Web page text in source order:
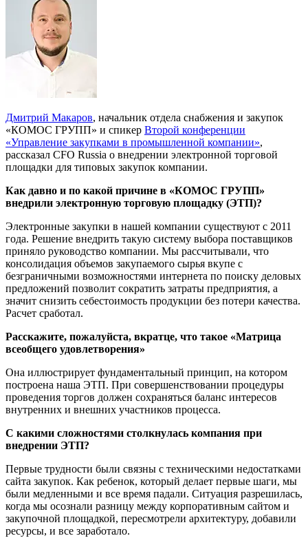
Дмитрий Макаров, начальник отдела снабжения и закупок
«КОМОС ГРУПП» и спикер Второй конференции
«Управление закупками в промышленной компании»,
рассказал CFO Russia о внедрении электронной торговой
площадки для типовых закупок компании.
Как давно и по какой причине в «КОМОС ГРУПП»
внедрили электронную торговую площадку (ЭТП)?
Электронные закупки в нашей компании существуют с 2011
года. Решение внедрить такую систему выбора поставщиков
приняло руководство компании. Мы рассчитывали, что
консолидация объемов закупаемого сырья вкупе с
безграничными возможностями интернета по поиску деловых
предложений позволит сократить затраты предприятия, а
значит снизить себестоимость продукции без потери качества.
Расчет сработал.
Расскажите, пожалуйста, вкратце, что такое «Матрица
всеобщего удовлетворения»
Она иллюстрирует фундаментальный принцип, на котором
построена наша ЭТП. При совершенствовании процедуры
проведения торгов должен сохраняться баланс интересов
внутренних и внешних участников процесса.
С какими сложностями столкнулась компания при
внедрении ЭТП?
Первые трудности были связны с техническими недостатками
сайта закупок. Как ребенок, который делает первые шаги, мы
были медленными и все время падали. Ситуация разрешилась,
когда мы осознали разницу между корпоративным сайтом и
закупочной площадкой, пересмотрели архитектуру, добавили
ресурсы, и все заработало.